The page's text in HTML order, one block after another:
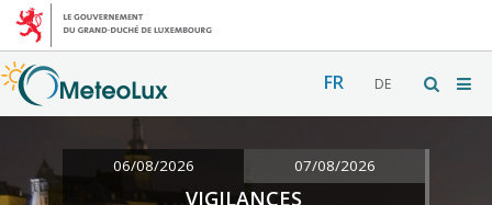
FR DE
06/08/2026 07/08/2026
VIGILANCES